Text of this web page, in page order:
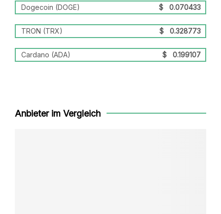
Dogecoin (DOGE) $ 0.070433
TRON (TRX) $ 0.328773
Cardano (ADA) $ 0.199107
Anbieter im Vergleich